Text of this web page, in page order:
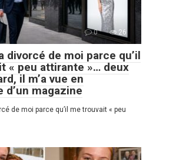
0 26
divorcé de moi parce qu’il
« peu attirante »… deux
il m’a vue en
d’un magazine
de moi parce qu’il me trouvait « peu